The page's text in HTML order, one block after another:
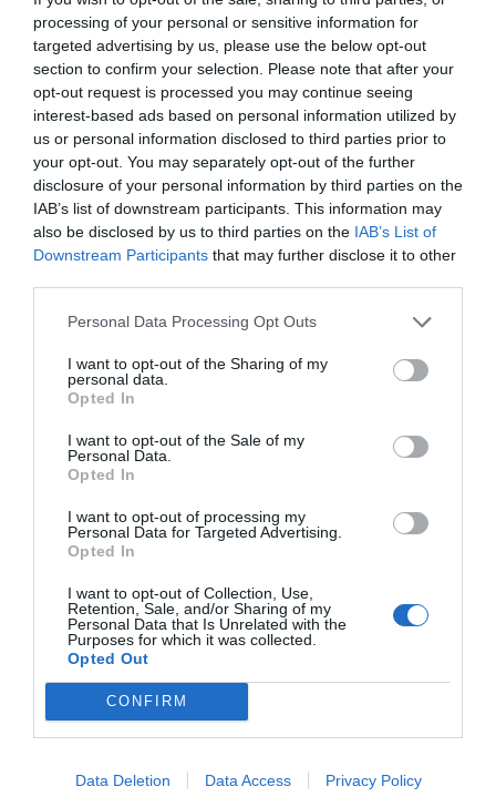
processing of your personal or sensitive information for
targeted advertising by us, please use the below opt-out
section to confirm your selection. Please note that after your
opt-out request is processed you may continue seeing
interest-based ads based on personal information utilized by
us or personal information disclosed to third parties prior to
your opt-out. You may separately opt-out of the further
disclosure of your personal information by third parties on the
IAB’s list of downstream participants. This information may
also be disclosed by us to third parties on the IAB’s List of
Downstream Participants that may further disclose it to other
Personal Data Processing Opt Outs
I want to opt-out of the Sharing of my
personal data.
Opted In
I want to opt-out of the Sale of my
Personal Data.
Opted In
I want to opt-out of processing my
Personal Data for Targeted Advertising.
Opted In
I want to opt-out of Collection, Use,
Retention, Sale, and/or Sharing of my
Personal Data that Is Unrelated with the
Purposes for which it was collected.
Opted Out
CONFIRM
Data Deletion Data Access Privacy Policy